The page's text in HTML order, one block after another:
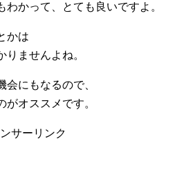
わかって、とても良いですよ。
かは
ませんよね。
にもなるので、
オススメです。
サーリンク